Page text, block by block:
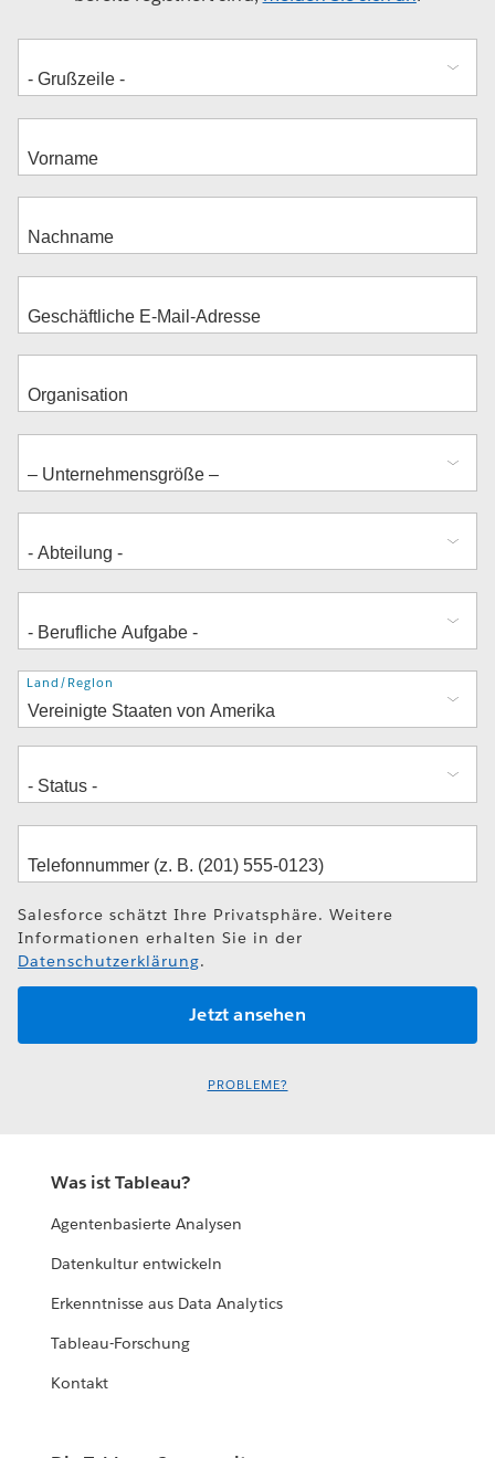
Adresse
Land/Region
Salesforce schätzt Ihre Privatsphäre. Weitere
Informationen erhalten Sie in der
Datenschutzerklärung.
PROBLEME?
Was ist Tableau?
Agentenbasierte Analysen
Datenkultur entwickeln
Erkenntnisse aus Data Analytics
Tableau-Forschung
Kontakt